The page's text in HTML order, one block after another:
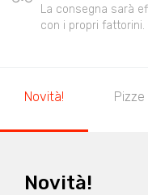
La consegna sarà
con i propri fattorini.
Novità!
Novità!